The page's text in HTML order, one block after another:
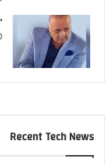
Recent Tech News